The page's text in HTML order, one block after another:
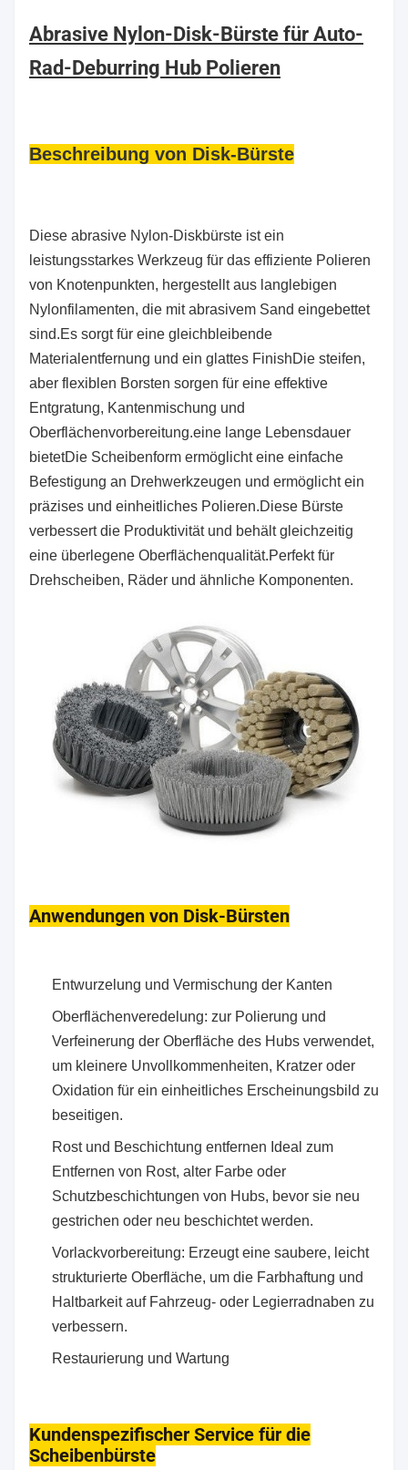
Abrasive Nylon-Disk-Bürste für Auto-
Rad-Deburring Hub Polieren
Beschreibung von Disk-Bürste
Diese abrasive Nylon-Diskbürste ist ein
leistungsstarkes Werkzeug für das effiziente Polieren
von Knotenpunkten, hergestellt aus langlebigen
Nylonfilamenten, die mit abrasivem Sand eingebettet
sind.Es sorgt für eine gleichbleibende
Materialentfernung und ein glattes FinishDie steifen,
aber flexiblen Borsten sorgen für eine effektive
Entgratung, Kantenmischung und
Oberflächenvorbereitung.eine lange Lebensdauer
bietetDie Scheibenform ermöglicht eine einfache
Befestigung an Drehwerkzeugen und ermöglicht ein
präzises und einheitliches Polieren.Diese Bürste
verbessert die Produktivität und behält gleichzeitig
eine überlegene Oberflächenqualität.Perfekt für
Drehscheiben, Räder und ähnliche Komponenten.
Anwendungen von Disk-Bürsten
Entwurzelung und Vermischung der Kanten
Oberflächenveredelung: zur Polierung und
Verfeinerung der Oberfläche des Hubs verwendet,
um kleinere Unvollkommenheiten, Kratzer oder
Oxidation für ein einheitliches Erscheinungsbild zu
beseitigen.
Rost und Beschichtung entfernen Ideal zum
Entfernen von Rost, alter Farbe oder
Schutzbeschichtungen von Hubs, bevor sie neu
gestrichen oder neu beschichtet werden.
Vorlackvorbereitung: Erzeugt eine saubere, leicht
strukturierte Oberfläche, um die Farbhaftung und
Haltbarkeit auf Fahrzeug- oder Legierradnaben zu
verbessern.
Restaurierung und Wartung
Kundenspezifischer Service für die
Scheibenbürste